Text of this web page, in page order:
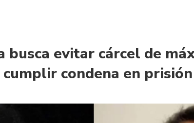
busca evitar cárcel de
cumplir condena en